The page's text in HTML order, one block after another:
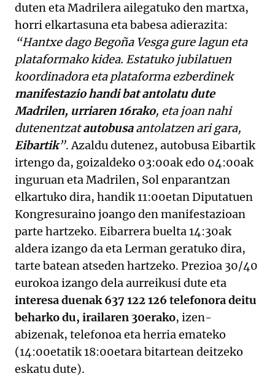
duten eta Madrilera ailegatuko den martxa,
horri elkartasuna eta babesa adierazita:
“Hantxe dago Begoña Vesga gure lagun eta
plataformako kidea. Estatuko jubilatuen
koordinadora eta plataforma ezberdinek
manifestazio handi bat antolatu dute
Madrilen, urriaren 16rako, eta joan nahi
dutenentzatautobusaantolatzen ari gara,
Eibartik”. Azaldu dutenez, autobusa Eibartik
irtengo da, goizaldeko 03:00ak edo 04:00ak
inguruan eta Madrilen, Sol enparantzan
elkartuko dira, handik 11:00etan Diputatuen
Kongresuraino joango den manifestazioan
parte hartzeko. Eibarrera buelta 14:30ak
aldera izango da eta Lerman geratuko dira,
tarte batean atseden hartzeko. Prezioa 30/40
eurokoa izango dela aurreikusi dute eta
interesa duenak 637 122 126 telefonora deitu
beharko du, irailaren 30erako, izen-
abizenak, telefonoa eta herria emateko
(14:00etatik 18:00etara bitartean deitzeko
eskatu dute).